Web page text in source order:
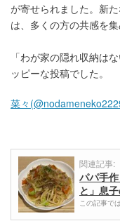
が寄せられました。新
は、多くの方の共感を集
「わが家の隠れ収納は
ッピーな投稿でした。
菜々
関連記事:
パパ手
と」息
この記事で